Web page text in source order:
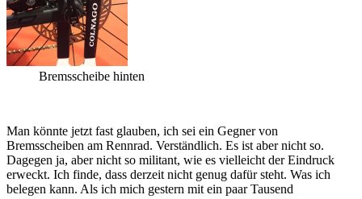
Bremsscheibe hinten
Man könnte jetzt fast glauben, ich sei ein Gegner von
Bremsscheiben am Rennrad. Verständlich. Es ist aber nicht so.
Dagegen ja, aber nicht so militant, wie es vielleicht der Eindruck
erweckt. Ich finde, dass derzeit nicht genug dafür steht. Was ich
belegen kann. Als ich mich gestern mit ein paar Tausend